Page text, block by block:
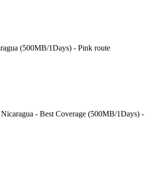
(500MB/1Days) - Pink route
- Best Coverage (500MB/1Days) -